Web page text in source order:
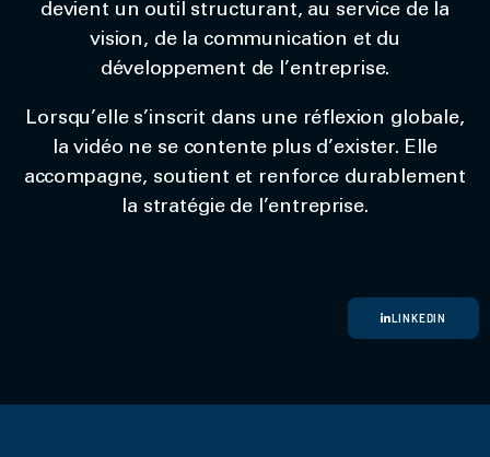
devient un outil structurant, au service de la
vision, de la communication et du
développement de l’entreprise.
Lorsqu’elle s’inscrit dans une réflexion globale,
la vidéo ne se contente plus d’exister. Elle
accompagne, soutient et renforce durablement
la stratégie de l’entreprise.
LINKEDIN